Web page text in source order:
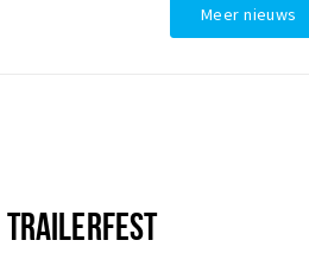
Meer nieuws
TRAILERFEST